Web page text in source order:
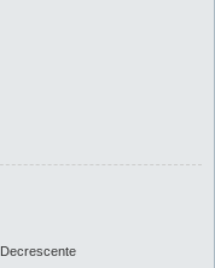
Decrescente